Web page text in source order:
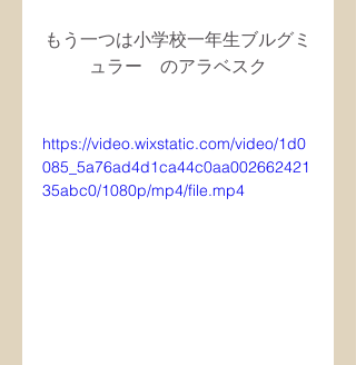
もう一つは小学校一年生ブルグミ
ュラー　のアラベスク
https://video.wixstatic.com/video/1d0
085_5a76ad4d1ca44c0aa002662421
35abc0/1080p/mp4/file.mp4